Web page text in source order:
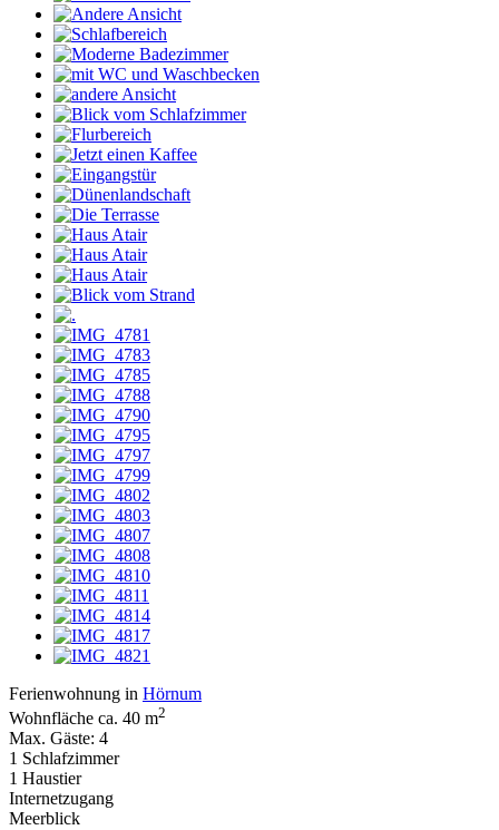
Ferienwohnung in Hörnum
Wohnfläche ca. 40 m2
Max. Gäste: 4
1 Schlafzimmer
1 Haustier
Internetzugang
Meerblick